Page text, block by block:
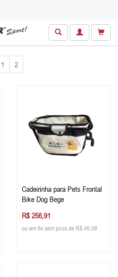
1 2
Cadeirinha para Pets Frontal
Bike Dog Bege
R$ 256,91
ou em 6x sem juros de R$ 45,09